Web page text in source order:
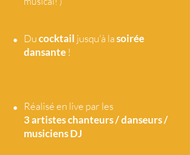
• Ducocktail jusqu'à lasoirée
dansante !
•
Réalisé en live par les
3 artisteschanteurs / danseurs /
musiciens DJ